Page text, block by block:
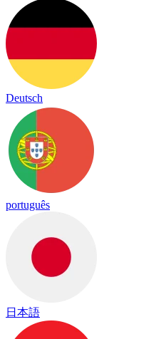
Deutsch
português
日本語